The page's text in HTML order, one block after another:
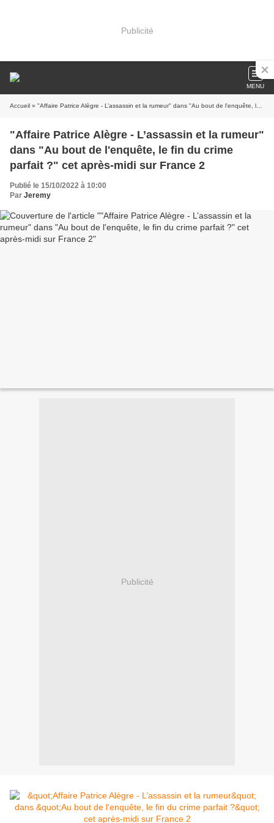
Publicité
MENU
Accueil » "Affaire Patrice Alègre - L’assassin et la rumeur" dans "Au bout de l'enquête, le fin du crime parfait ?" cet après-midi sur France 2
"Affaire Patrice Alègre - L’assassin et la rumeur"
dans "Au bout de l'enquête, le fin du crime
parfait ?" cet après-midi sur France 2
Publié le 15/10/2022 à 10:00
Par Jeremy
Publicité